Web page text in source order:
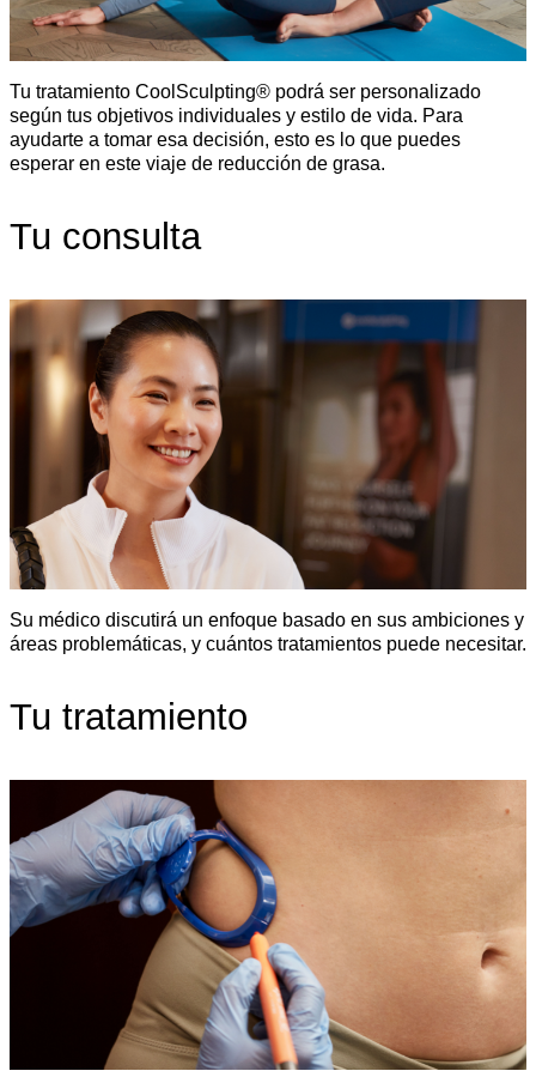
Tu tratamiento CoolSculpting® podrá ser personalizado
según tus objetivos individuales y estilo de vida. Para
ayudarte a tomar esa decisión, esto es lo que puedes
esperar en este viaje de reducción de grasa.
Tu consulta
Su médico discutirá un enfoque basado en sus ambiciones y
áreas problemáticas, y cuántos tratamientos puede necesitar.
Tu tratamiento